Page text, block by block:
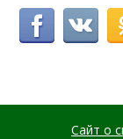
Сайт о